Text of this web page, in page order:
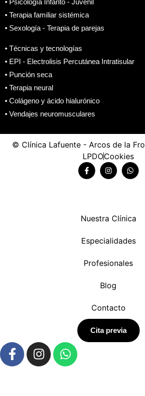
• Terapia familiar sistémica
• Sexología - Terapia de parejas
• Técnicas y tecnologías
• EPI - Electrolisis Percutánea Intratisular
• Punción seca
• Terapia neural
• Colágeno y ácido hialurónico
• Vendajes neuromusculares
© Clínica Lafuente - Arcos de la
LPDOCookies
Nuestra Clínica
Especialidades
Profesionales
Blog
Contacto
Cita previa